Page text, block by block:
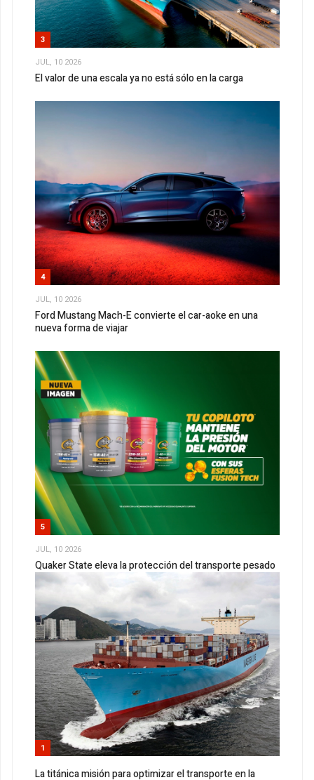
3
JUL, 10 2026
El valor de una escala ya no está sólo en la carga
4
JUL, 10 2026
Ford Mustang Mach-E convierte el car-aoke en una
nueva forma de viajar
5
JUL, 10 2026
Quaker State eleva la protección del transporte pesado
1
La titánica misión para optimizar el transporte en la